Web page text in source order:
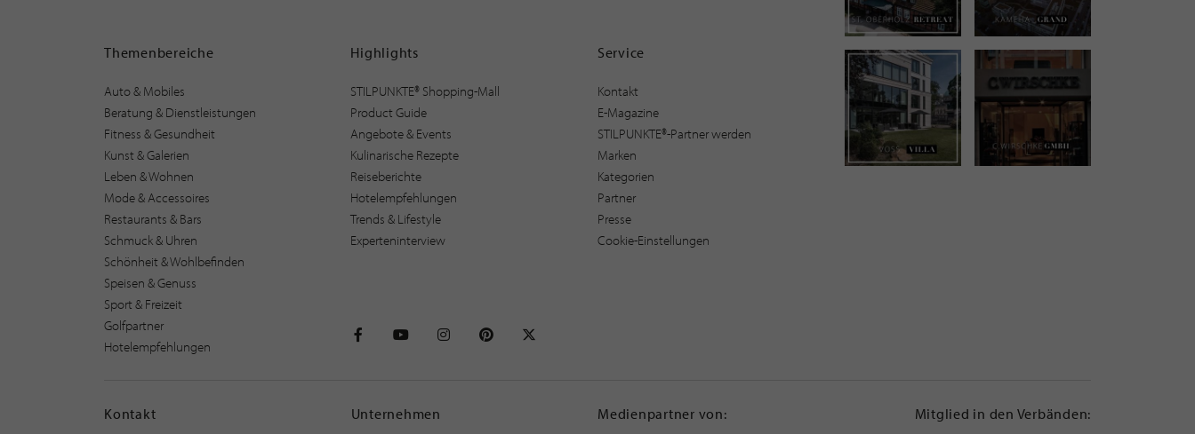
Themenbereiche
Auto & Mobiles
Beratung & Dienstleistungen
Fitness & Gesundheit
Kunst & Galerien
Leben & Wohnen
Mode & Accessoires
Restaurants & Bars
Schmuck & Uhren
Schönheit & Wohlbefinden
Speisen & Genuss
Sport & Freizeit
Golfpartner
Hotelempfehlungen
Highlights
STILPUNKTE® Shopping-Mall
Product Guide
Angebote & Events
Kulinarische Rezepte
Reiseberichte
Hotelempfehlungen
Trends & Lifestyle
Experteninterview
Service
Kontakt
E-Magazine
STILPUNKTE®-Partner werden
Marken
Kategorien
Partner
Presse
Cookie-Einstellungen
Kontakt Unternehmen Medienpartner von: Mitglied in den Verbänden: